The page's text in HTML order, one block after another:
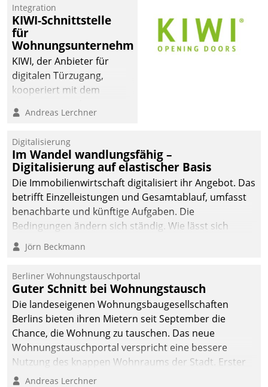
Datatrain. Die meravis
Wohnungsbau- und
Immobilien GmbH hat
sich dabei für den Betrieb
der Lösung über die SAP
Cloud Platform
Unternehmen am
Integration
KIWI-Schnittstelle
für
Wohnungsunternehmen
KIWI, der Anbieter für
digitalen Türzugang,
kooperiert mit dem
Softwareentwicklungshaus
Andreas Lerchner
Digitalisierung
Im Wandel wandlungsfähig –
Digitalisierung auf elastischer Basis
Die Immobilienwirtschaft digitalisiert ihr Angebot. Das
betrifft Einzelleistungen und Gesamtablauf, umfasst
benachbarte und künftige Aufgaben. Die
Bedingungen ändern sich ständig. Wie lässt sich
technisch die Kontrolle wahren und zugleich Freiraum
fürs Wachsen öffnen?
Jörn Beckmann
Berliner Wohnungstauschportal
Guter Schnitt bei Wohnungstausch
Die landeseigenen Wohnungsbaugesellschaften
Berlins bieten ihren Mietern seit September die
Chance, die Wohnung zu tauschen. Das neue
Wohnungstauschportal verspricht eine bessere
Nutzung des knappen Wohnraums der Stadt. Erster
Anwendungsfall für Datatrains Lösung API-Hub mit
Andreas Lerchner